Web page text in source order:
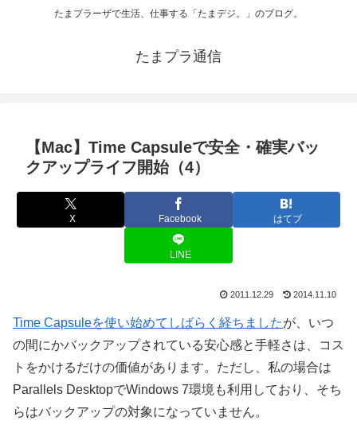
たまプラーザで生活、仕事する「たまデジ。」のブログ。
たまプラ通信
【Mac】Time Capsuleで安全・確実バッ
クアップライフ開始（4）
X Facebook はてブ
LINE
2011.12.29 2014.11.10
Time Capsuleを使い始めてしばらく経ちましたが、いつ
の間にかバックアップされている安心感と手軽さは、コス
トをかけるだけの価値があります。ただし、私の場合は
Parallels DesktopでWindows 7環境も利用しており、そち
らはバックアップの対象になっていません。